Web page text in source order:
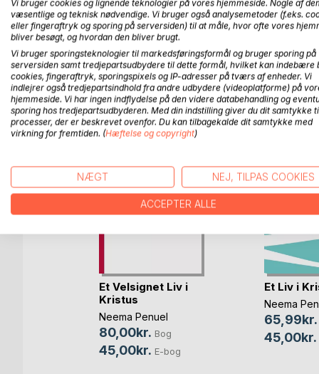
A creative collection of poems written to
FLERE TITLER HOS
Et Velsignet Liv i
Kristus
Neema Penuel
80,00kr. Bog
45,00kr. E-bog
Et Liv i
Neema
65,99kr.
45,00kr.
Vi bruger cookies og lignende teknologier på vores hjemmeside. Nogle af
væsentlige og teknisk nødvendige. Vi bruger også analysemetoder (f.eks.
eller fingeraftryk og sporing på serversiden) til at måle, hvor ofte vores
bliver besøgt, og hvordan den bliver brugt.
Vi bruger sporingsteknologier til markedsføringsformål og bruger sporing på
serversiden samt tredjepartsudbydere til dette formål, hvilket kan indebære
cookies, fingeraftryk, sporingspixels og IP-adresser på tværs af enheder. Vi
indlejrer også tredjepartsindhold fra andre udbydere (videoplatforme) på
hjemmeside. Vi har ingen indflydelse på den videre databehandling og
sporing hos tredjepartsudbyderen. Med din indstilling giver du dit samtykke
processer, der er beskrevet ovenfor. Du kan tilbagekalde dit samtykke med
virkning for fremtiden. (Hæftelse og copyright)
NÆGT NEJ, TILPAS COOKIES
ACCEPTER ALLE